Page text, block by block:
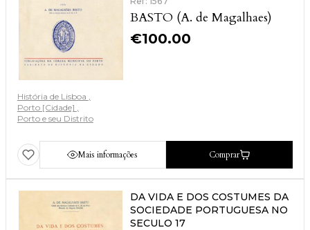
BASTO (A. de Magalhaes)
€100.00
História de Lisboa
Porto [Cidade]
Porto e seu Distrito
Mais informações Comprar
DA VIDA E DOS COSTUMES DA
SOCIEDADE PORTUGUESA NO
SECULO 17